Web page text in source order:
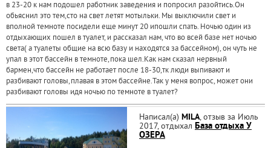
в 23-20 к нам подошел работник заведения и попросил разойтись.Он
обьяснил это тем,сто на свет летят мотыльки. Мы выключили свет и
вполной темноте посидели еще минут 20 ипошли спать. Ночью один из
отдыхающих пошел в туалет, и рассказал нам, что во всей базе нет ночью
света( а туалеты общие на всю базу и находятся за бассейном), он чуть не
упал в этот бассейн в темноте,пока шел.Как нам сказал нервный
бармен,что бассейн не работает после 18-30,тк люди выпивают и
разбивают головы,плавая в этом бассейне.Так у меня вопрос, может они
разбивают головы идя ночью по темноте в туалет?
Написал(а) MILA, отзыв за Июль
2017, отдыхал База отдыха У
ОЗЕРА